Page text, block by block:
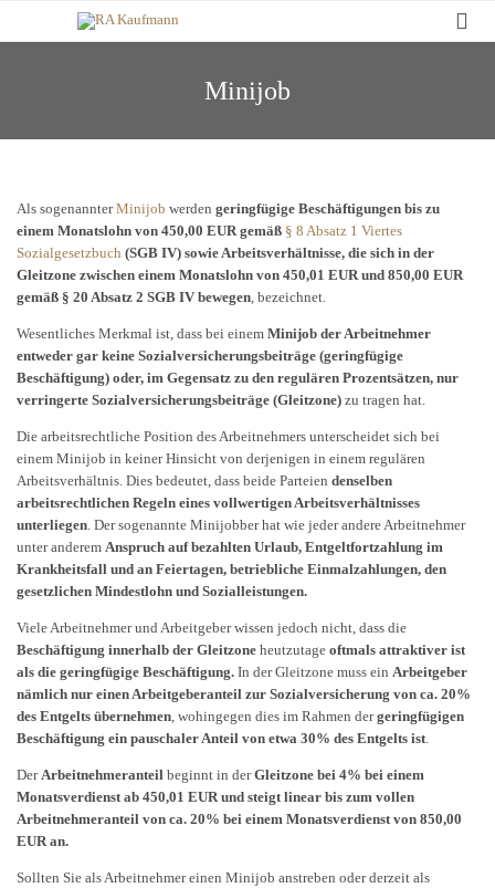

Minijob
Als sogenannterMinijob werden geringfügige Beschäftigungen bis zu
einem Monatslohn von 450,00 EUR gemäß § 8 Absatz 1 Viertes
Sozialgesetzbuch (SGB IV) sowie Arbeitsverhältnisse, die sich in der
Gleitzone zwischen einem Monatslohn von 450,01 EUR und 850,00 EUR
gemäß § 20 Absatz 2 SGB IV bewegen, bezeichnet.
Wesentliches Merkmal ist, dass bei einem Minijob der Arbeitnehmer
entweder gar keine Sozialversicherungsbeiträge (geringfügige
Beschäftigung) oder, im Gegensatz zu den regulären Prozentsätzen, nur
verringerte Sozialversicherungsbeiträge (Gleitzone) zu tragen hat.
Die arbeitsrechtliche Position des Arbeitnehmers unterscheidet sich bei
einem Minijob in keiner Hinsicht von derjenigen in einem regulären
Arbeitsverhältnis. Dies bedeutet, dass beide Parteien denselben
arbeitsrechtlichen Regeln eines vollwertigen Arbeitsverhältnisses
unterliegen. Der sogenannte Minijobber hat wie jeder andere Arbeitnehmer
unter anderem Anspruch auf bezahlten Urlaub, Entgeltfortzahlung im
Krankheitsfall und an Feiertagen, betriebliche Einmalzahlungen, den
gesetzlichen Mindestlohn und Sozialleistungen.
Viele Arbeitnehmer und Arbeitgeber wissen jedoch nicht, dass die
Beschäftigung innerhalb der Gleitzone heutzutage oftmals attraktiver ist
als die geringfügige Beschäftigung. In der Gleitzone muss ein Arbeitgeber
nämlich nur einen Arbeitgeberanteil zur Sozialversicherung von ca. 20%
des Entgelts übernehmen, wohingegen dies im Rahmen dergeringfügigen
Beschäftigung ein pauschaler Anteil von etwa 30% des Entgelts ist.
DerArbeitnehmeranteil beginnt in derGleitzone bei 4% bei einem
Monatsverdienst ab 450,01 EUR und steigt linear bis zum vollen
Arbeitnehmeranteil von ca. 20% bei einem Monatsverdienst von 850,00
EUR an.
Sollten Sie als Arbeitnehmer einen Minijob anstreben oder derzeit als